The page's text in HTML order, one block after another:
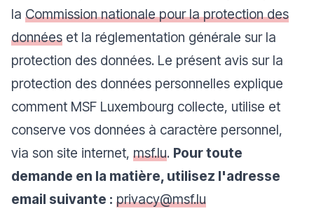
la Commission nationale pour la protection des
données et la réglementation générale sur la
protection des données. Le présent avis sur la
protection des données personnelles explique
comment MSF Luxembourg collecte, utilise et
conserve vos données à caractère personnel,
via son site internet, msf.lu. Pour toute
demande en la matière, utilisez l'adresse
email suivante : privacy@msf.lu